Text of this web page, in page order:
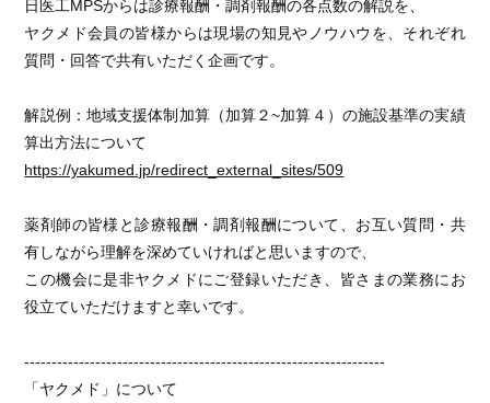
日医工MPSからは診療報酬・調剤報酬の各点数の解説を、
ヤクメド会員の皆様からは現場の知見やノウハウを、それぞれ
質問・回答で共有いただく企画です。
解説例：地域支援体制加算（加算２~加算４）の施設基準の実績
算出方法について
https://yakumed.jp/redirect_external_sites/509
薬剤師の皆様と診療報酬・調剤報酬について、お互い質問・共
有しながら理解を深めていければと思いますので、
この機会に是非ヤクメドにご登録いただき、皆さまの業務にお
役立ていただけますと幸いです。
------------------------------------------------------------------
「ヤクメド」について